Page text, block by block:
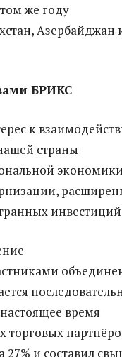
же году
Азербайджан
БРИКС
к
страны
время
торговых
27% и составил